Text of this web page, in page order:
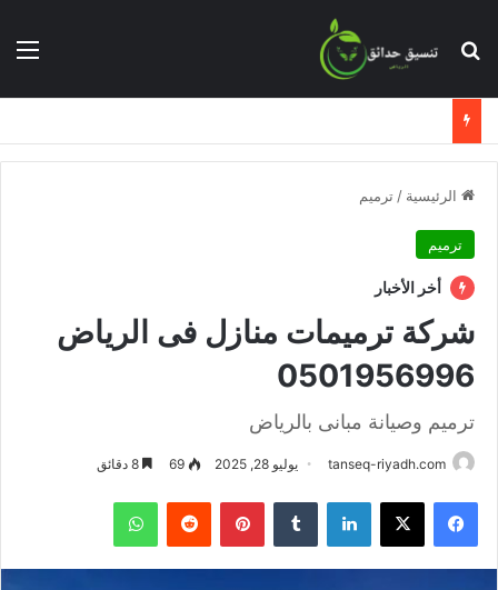
بحث عن
الرئيسية / ترميم
ترميم
أخر الأخبار
شركة ترميمات منازل فى الرياض
0501956996
ترميم وصيانة مبانى بالرياض
tanseq-riyadh.com يوليو 28, 2025 69
فيسبوك X لينكدإن بينتيريست واتساب